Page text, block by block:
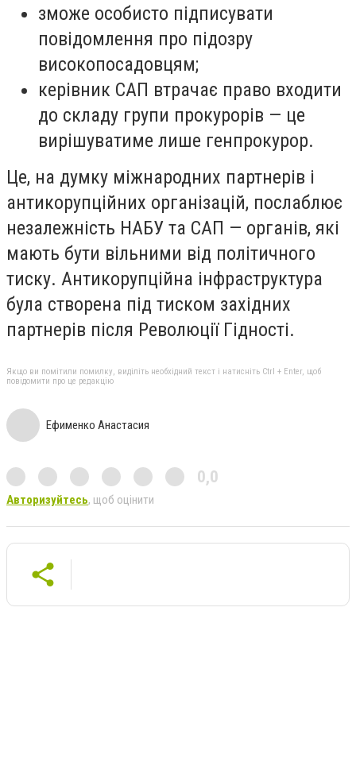
зможе особисто підписувати
повідомлення про підозру
високопосадовцям;
керівник САП втрачає право входити
до складу групи прокурорів — це
вирішуватиме лише генпрокурор.
Це, на думку міжнародних партнерів і
антикорупційних організацій, послаблює
незалежність НАБУ та САП — органів, які
мають бути вільними від політичного
тиску. Антикорупційна інфраструктура
була створена під тиском західних
партнерів після Революції Гідності.
Якщо ви помітили помилку, виділіть необхідний текст і натисніть Ctrl + Enter, щоб
повідомити про це редакцію
Ефименко Анастасия
0,0
Авторизуйтесь, щоб оцінити